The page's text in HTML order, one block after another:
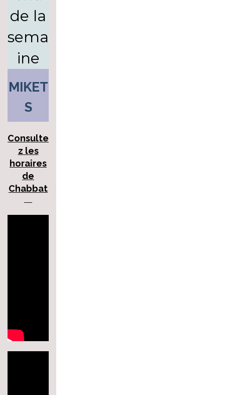
de la
sema
ine
MIKET
S
Consulte
z les
horaires
de
Chabbat